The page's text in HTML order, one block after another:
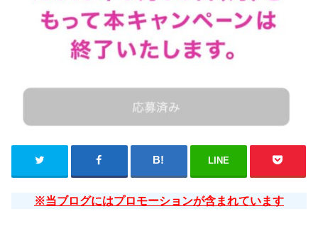
LINE
※当ブログにはプロモーションが含まれています